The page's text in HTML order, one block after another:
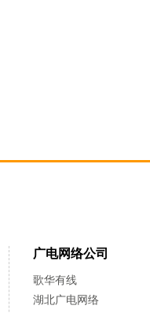
广电网络公司
歌华有线
湖北广电网络